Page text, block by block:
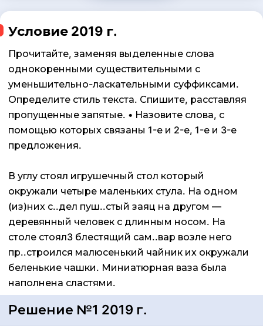
Условие 2019 г.
Прочитайте, заменяя выделенные слова
однокоренными существительными с
уменьшительно-ласкательными суффиксами.
Определите стиль текста. Спишите, расставляя
пропущенные запятые. • Назовите слова, с
помощью которых связаны 1-е и 2-е, 1-е и 3-е
предложения.
В углу стоял игрушечный стол который
окружали четыре маленьких стула. На одном
(из)них с..дел пуш..стый заяц на другом —
деревянный человек с длинным носом. На
столе стоял3 блестящий сам..вар возле него
пр..строился малюсенький чайник их окружали
беленькие чашки. Миниатюрная ваза была
наполнена сластями.
Решение №1 2019 г.